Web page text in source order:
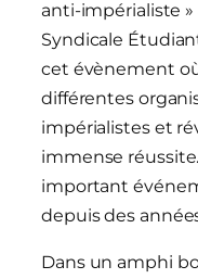
anti-impérialiste
Syndicale
cet évènement
différentes
impérialistes et
immense
important
depuis des
Dans un amphi